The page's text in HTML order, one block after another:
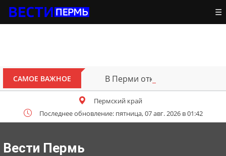
☰
САМОЕ ВАЖНОЕ В Перми открыт для движения
Пермский край
Последнее обновление: пятница, 07 авг. 2026 в 01:42
Вести Пермь